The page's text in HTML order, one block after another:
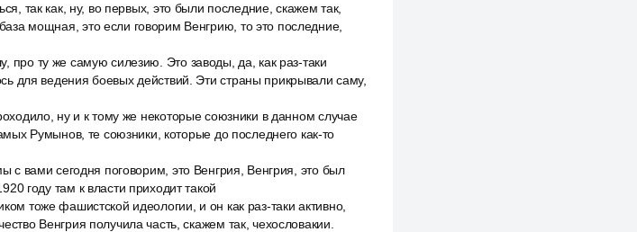
так как, ну, во первых, это были последние, скажем так,
мощная, это если говорим Венгрию, то это последние,
ту же самую силезию. Это заводы, да, как раз-таки
для ведения боевых действий. Эти страны прикрывали саму,
ну и к тому же некоторые союзники в данном случае
Румынов, те союзники, которые до последнего как-то
с вами сегодня поговорим, это Венгрия, Венгрия, это был
году там к власти приходит такой
тоже фашистской идеологии, и он как раз-таки активно,
Венгрия получила часть, скажем так, чехословакии.